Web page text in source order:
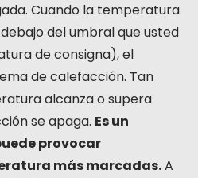
Cuando la temperatura
del umbral que usted
de consigna), el
de calefacción. Tan
alcanza o supera
se apaga. Es un
provocar
más marcadas.A